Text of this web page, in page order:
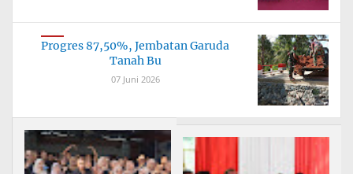
Progres 87,50%, Jembatan Garuda
Tanah Bu
07 Juni 2026